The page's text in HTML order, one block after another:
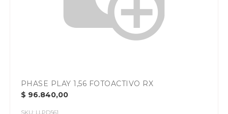
PHASE PLAY 1,56 FOTOACTIVO RX
$ 96.840,00
SKU: LLPD561